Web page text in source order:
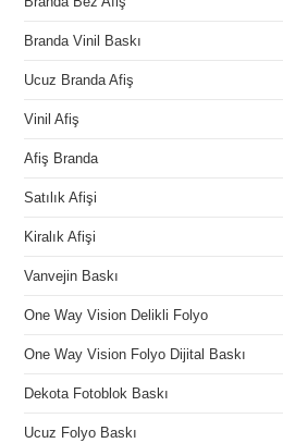
Branda Vinil Baskı
Ucuz Branda Afiş
Vinil Afiş
Afiş Branda
Satılık Afişi
Kiralık Afişi
Vanvejin Baskı
One Way Vision Delikli Folyo
One Way Vision Folyo Dijital Baskı
Dekota Fotoblok Baskı
Ucuz Folyo Baskı